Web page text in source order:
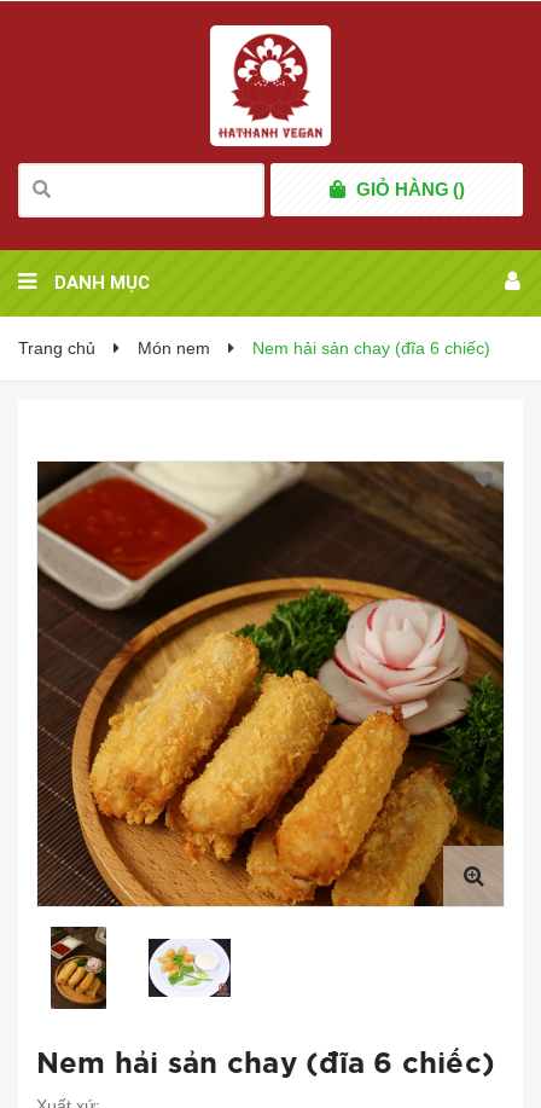
GIỎ HÀNG ()
DANH MỤC
Trang chủ Món nem Nem hải sản chay (đĩa 6 chiếc)
Nem hải sản chay (đĩa 6 chiếc)